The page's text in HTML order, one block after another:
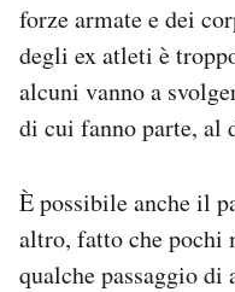
forze armate e dei
degli ex atleti è
alcuni vanno a
di cui fanno parte, al
È possibile anche il
altro, fatto che pochi
qualche passaggio